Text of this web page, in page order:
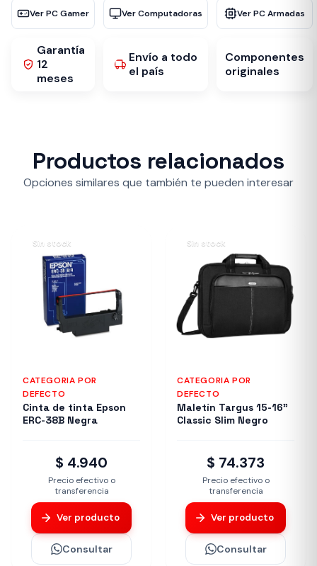
Ver PC Gamer Ver Computadoras Ver PC Armadas
Garantía
12
meses
Envío a todo
el país
Componentes
originales
Productos relacionados
Opciones similares que también te pueden interesar
Sin stock
CATEGORIA POR
DEFECTO
Cinta de tinta Epson
ERC-38B Negra
$ 4.940
Precio efectivo o
transferencia
Ver producto
Consultar
Sin stock
CATEGORIA POR
DEFECTO
Maletín Targus 15-16"
Classic Slim Negro
$ 74.373
Precio efectivo o
transferencia
Ver producto
Consultar